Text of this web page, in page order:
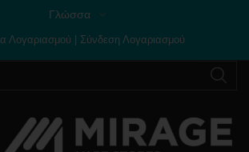
Γλώσσα
Λογαριασμού Σύνδεση Λογαριασμού